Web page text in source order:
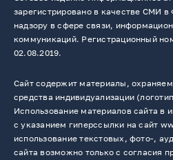
зарегистрировано в качестве СМИ
надзору в сфере связи,
коммуникаций. Регистрационный
02.08.2019.
Сайт содержит материалы,
средства индивидуализации
Использование материалов сайта в
с указанием гиперссылки на сайт
использование текстовых, фото-,
сайта возможно только с согласия